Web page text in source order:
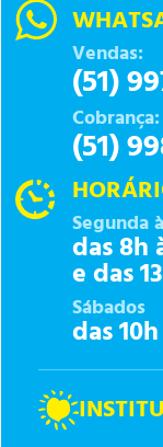
Vendas:
(51)
Cobrança:
(51)
Segunda
das 8h
e das
Sábados
das